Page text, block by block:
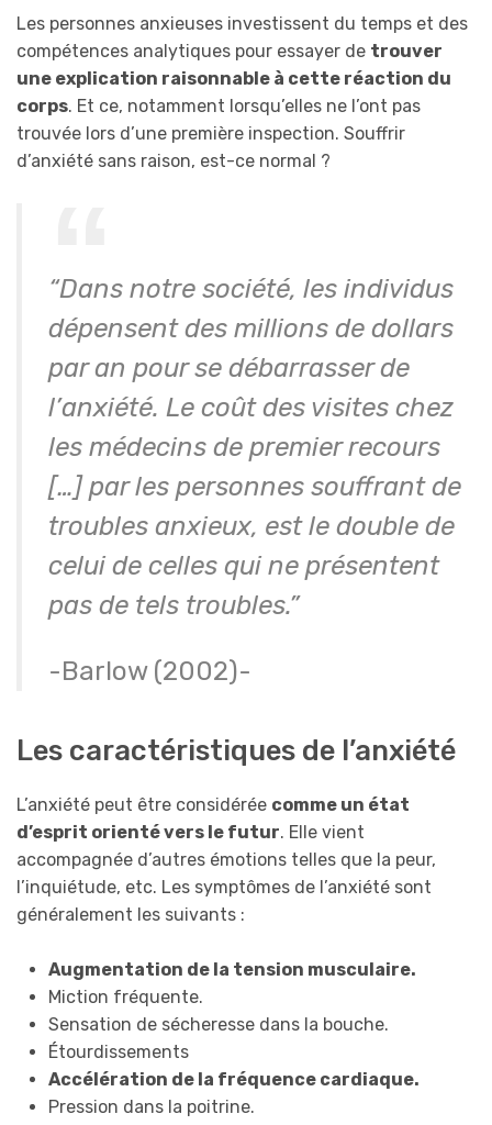
Les personnes anxieuses investissent du temps et des
compétences analytiques pour essayer de trouver
une explication raisonnable à cette réaction du
corps. Et ce, notamment lorsqu’elles ne l’ont pas
trouvée lors d’une première inspection. Souffrir
d’anxiété sans raison, est-ce normal ?
“Dans notre société, les individus
dépensent des millions de dollars
par an pour se débarrasser de
l’anxiété. Le coût des visites chez
les médecins de premier recours
[…] par les personnes souffrant de
troubles anxieux, est le double de
celui de celles qui ne présentent
pas de tels troubles.”
-Barlow (2002)-
Les caractéristiques de l’anxiété
L’anxiété peut être considérée comme un état
d’esprit orienté vers le futur. Elle vient
accompagnée d’autres émotions telles que la peur,
l’inquiétude, etc. Les symptômes de l’anxiété sont
généralement les suivants :
Augmentation de la tension musculaire.
Miction fréquente.
Sensation de sécheresse dans la bouche.
Étourdissements
Accélération de la fréquence cardiaque.
Pression dans la poitrine.